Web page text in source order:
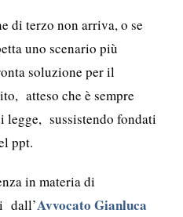
di terzo non arriva, o se
uno scenario più
soluzione per il
atteso che è sempre
legge, sussistendo fondati
ppt.
in materia di
dall’Avvocato Gianluca